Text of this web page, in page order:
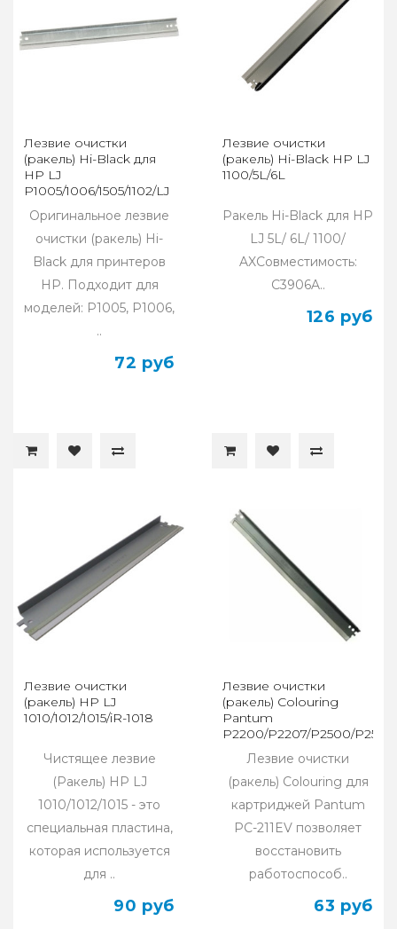
Лезвие очистки
(ракель) Hi-Black для
HP LJ
P1005/1006/1505/1102/LJ
M1120/M125/M127/M201/M225
Оригинальное лезвие
очистки (ракель) Hi-
Black для принтеров
HP. Подходит для
моделей: P1005, P1006,
..
72 руб
Лезвие очистки
(ракель) Hi-Black HP LJ
1100/5L/6L
Ракель Hi-Black для HP
LJ 5L/ 6L/ 1100/
AXСовместимость:
C3906A..
126 руб
Лезвие очистки
(ракель) HP LJ
1010/1012/1015/iR-1018
Чистящее лезвие
(Ракель) HP LJ
1010/1012/1015 - это
специальная пластина,
которая используется
для ..
90 руб
Лезвие очистки
(ракель) Colouring
Pantum
P2200/P2207/P2500/
Лезвие очистки
(ракель) Colouring для
картриджей Pantum
PC-211EV позволяет
восстановить
работоспособ..
63 руб